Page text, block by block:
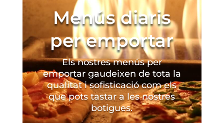
Menús diaris
per emportar
Els nostres menús per
emportar gaudeixen de tota la
qualitat i sofisticació com els
que pots tastar a les nostres
botigues.